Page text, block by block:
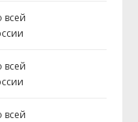
всей
всей
всей